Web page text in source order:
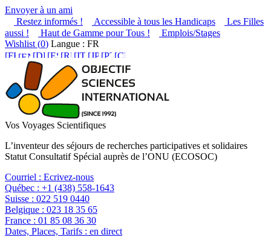
Envoyer à un ami
Restez informés !
Accessible à tous les Handicaps
Les Filles
aussi !
Haut de Gamme pour Tous !
Emplois/Stages
Wishlist (0) Langue : FR
Vos Voyages Scientifiques
L’inventeur des séjours de recherches participatives et solidaires
Statut Consultatif Spécial auprès de l’ONU (ECOSOC)
Courriel : Ecrivez-nous
Québec : +1 (438) 558-1643
Suisse : 022 519 0440
Belgique : 023 18 35 65
France : 01 85 08 36 30
Dates, Places, Tarifs : en direct